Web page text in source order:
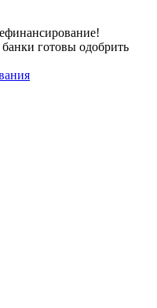
готовы одобрить